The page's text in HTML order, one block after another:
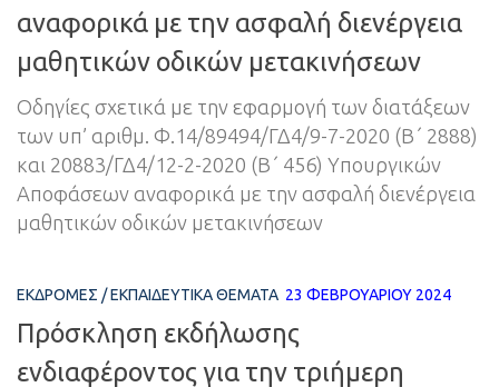
αναφορικά με την ασφαλή διενέργεια
μαθητικών οδικών μετακινήσεων
Οδηγίες σχετικά με την εφαρμογή των διατάξεων
των υπ’ αριθμ. Φ.14/89494/ΓΔ4/9-7-2020 (B΄ 2888)
και 20883/ΓΔ4/12-2-2020 (Β΄ 456) Υπουργικών
Αποφάσεων αναφορικά με την ασφαλή διενέργεια
μαθητικών οδικών μετακινήσεων
ΕΚΔΡΟΜΈΣ /ΕΚΠΑΙΔΕΥΤΙΚΆ ΘΈΜΑΤΑ 23 ΦΕΒΡΟΥΑΡΊΟΥ 2024
Πρόσκληση εκδήλωσης
ενδιαφέροντος για την τριήμερη